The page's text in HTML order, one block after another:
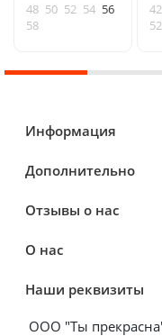
48 50 52 54 56
58
42
52
Информация
Дополнительно
Отзывы о нас
О нас
Наши реквизиты
ООО "Ты